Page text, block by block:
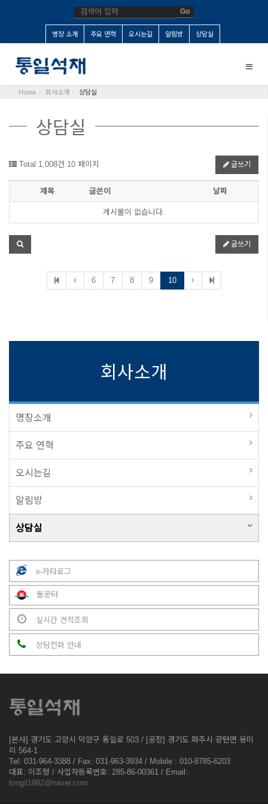
Go
명장 소개 주요 연혁 오시는길 알림방 상담실
Toggle
Home 회사소개 상담실
상담실
Total 1,008건 10 페이지 글쓰기
제목 글쓴이 날짜
게시물이 없습니다.
글쓰기
6 7 8 9 10
회사소개
명장소개
주요 연혁
오시는길
알림방
상담실
e-카타로그
돌꾼터
실시간 견적조회
상담전화 안내
[본사] 경기도 고양시 덕양구 통일로 503 / [공장] 경기도 파주시 광탄면 용미
리 564-1
Tel: 031-964-3388 / Fax: 031-963-3934 / Mobile : 010-8785-6203
대표: 이조형 / 사업자등록번호: 285-86-00361 / Email:
tongil1982@naver.com